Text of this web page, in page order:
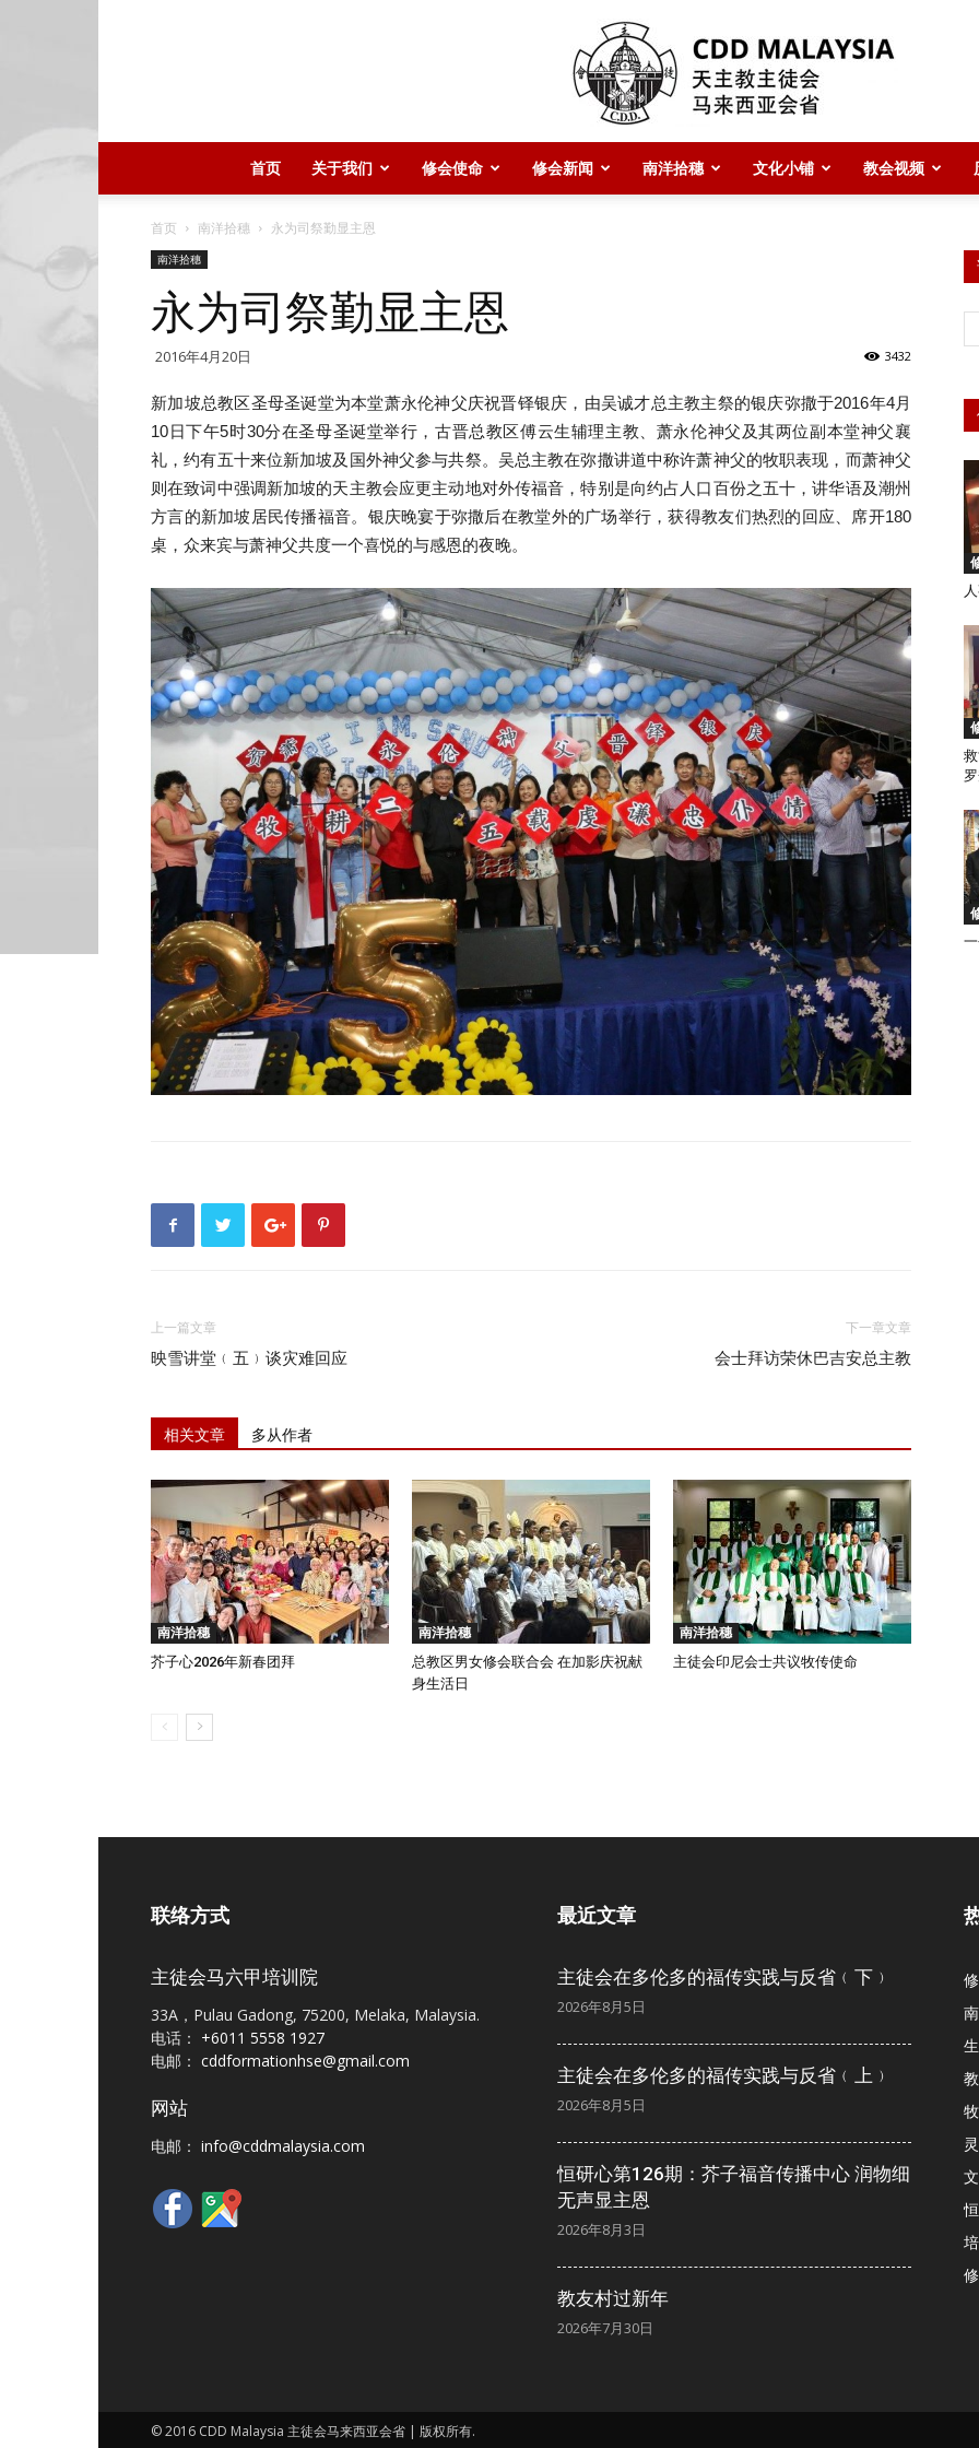
CDD
主
徒
会
马
省
首页 关于我们 修会使命 修会新闻 南洋拾穗 文化小铺 教会视频
首页 南洋拾穗 永为司祭勤显主恩
南洋拾穗
永为司祭勤显主恩
2016年4月20日 3432
新加坡总教区圣母圣诞堂为本堂萧永伦神父庆祝晋铎银庆，由吴诚才总主教主祭的银庆弥撒于2016年4月
10日下午5时30分在圣母圣诞堂举行，古晋总教区傅云生辅理主教、萧永伦神父及其两位副本堂神父襄
礼，约有五十来位新加坡及国外神父参与共祭。吴总主教在弥撒讲道中称许萧神父的牧职表现，而萧神父
则在致词中强调新加坡的天主教会应更主动地对外传福音，特别是向约占人口百份之五十，讲华语及潮州
方言的新加坡居民传播福音。银庆晚宴于弥撒后在教堂外的广场举行，获得教友们热烈的回应、席开180
桌，众来宾与萧神父共度一个喜悦的与感恩的夜晚。
上一篇文章
映雪讲堂﹙五﹚谈灾难回应
下一章文章
会士拜访荣休巴吉安总主教
相关文章 多从作者
南洋拾穗
芥子心2026年新春团拜
南洋拾穗
总教区男女修会联合会 在加影庆祝献
身生活日
南洋拾穗
主徒会印尼会士共议牧传使命
联络方式
主徒会马六甲培训院
33A，Pulau Gadong, 75200, Melaka, Malaysia.
电话： +6011 5558 1927
电邮： cddformationhse@gmail.com
网站
电邮： info@cddmalaysia.com
最近文章
主徒会在多伦多的福传实践与反省﹙下﹚
2026年8月5日
主徒会在多伦多的福传实践与反省﹙上﹚
2026年8月5日
恒研心第126期：芥子福音传播中心 润物细
无声显主恩
2026年8月3日
教友村过新年
2026年7月30日
© 2016 CDD Malaysia 主徒会马来西亚会省 | 版权所有.